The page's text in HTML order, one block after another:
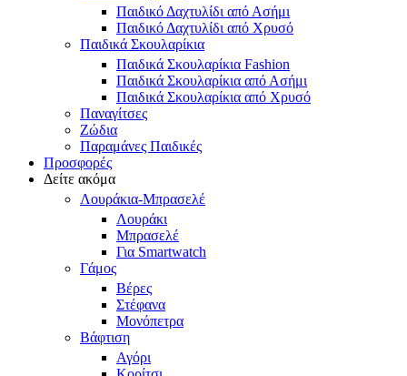
Παιδικό Δαχτυλίδι από Ασήμι
Παιδικό Δαχτυλίδι από Χρυσό
Παιδικά Σκουλαρίκια
Παιδικά Σκουλαρίκια Fashion
Παιδικά Σκουλαρίκια από Ασήμι
Παιδικά Σκουλαρίκια από Χρυσό
Παναγίτσες
Ζώδια
Παραμάνες Παιδικές
Προσφορές
Δείτε ακόμα
Λουράκια-Μπρασελέ
Λουράκι
Μπρασελέ
Για Smartwatch
Γάμος
Βέρες
Στέφανα
Μονόπετρα
Βάφτιση
Αγόρι